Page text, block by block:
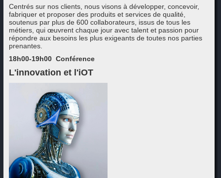
Centrés sur nos clients, nous visons à développer, concevoir,
fabriquer et proposer des produits et services de qualité,
soutenus par plus de 600 collaborateurs, issus de tous les
métiers, qui œuvrent chaque jour avec talent et passion pour
répondre aux besoins les plus exigeants de toutes nos parties
prenantes.
18h00-19h00 Conférence
L'innovation et l'iOT